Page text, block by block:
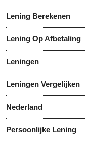
Lening Berekenen
Lening Op Afbetaling
Leningen
Leningen Vergelijken
Nederland
Persoonlijke Lening